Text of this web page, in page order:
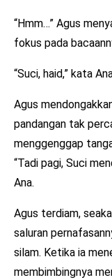
“Hmm…” Agus
fokus pada
“Suci, haid,” kata
Agus
pandangan tak
menggenggap
“Tadi pagi, Suci
Ana.
Agus terdiam,
saluran
silam. Ketika ia
membimbingnya